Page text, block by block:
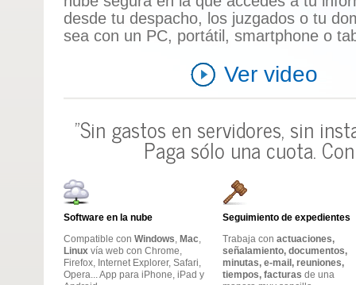
desde tu despacho, los juzgados o tu
sea con un PC, portátil, smartphone o
Ver video
"Sin gastos en servidores, sin
Paga sólo una cuota.
Software en la nube
Compatible con Windows, Mac,
Linux vía web con Chrome,
Firefox, Internet Explorer, Safari,
Opera... App para iPhone, iPad y
Seguimiento de expedientes
Trabaja con actuaciones,
señalamiento, documentos,
minutas, e-mail, reuniones,
tiempos, facturas de una